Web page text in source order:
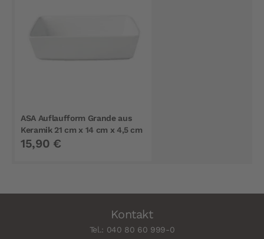
ASA Auflaufform Grande aus
Keramik 21 cm x 14 cm x 4,5 cm
15,90 €
Kontakt
Tel.: 040 80 60 999-0